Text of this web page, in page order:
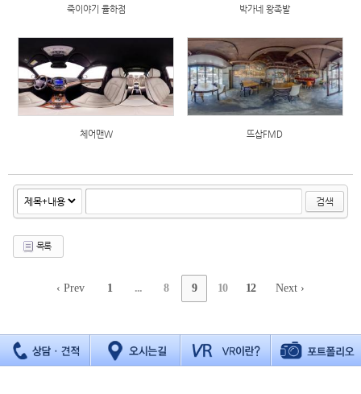
죽이야기 율하점 박가네 왕족발
체어맨W 뜨삽FMD
검색
목록
‹ Prev 1 ... 8 9 10 12 Next ›